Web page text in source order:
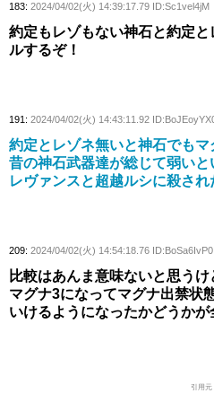
183: 2024/04/02(火) 14:39:17.79 ID:Sc1vel4jM
約定もレゾもない神石と約定
ルするぞ！
191: 2024/04/02(火) 14:43:11.92
約定とレゾネ無いと神石でも
昔の神石武器達が総じて弱いと
レヴァンスと超越ルシに殺され
209: 2024/04/02(火) 14:54:18.76 ID:BoSa6IvP0
比較はあんま意味ないと思うけ
マグナ3になってマグナ出禁状
いけるようになったかどうかが
引用元